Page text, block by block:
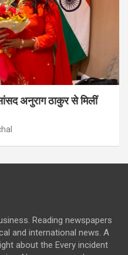
अनुराग ठाकुर से मिलीं
Reading newspapers
and international news. A
about the Every incident